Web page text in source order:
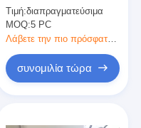
θερμότητας, μονάδα
αντλιών θερμότητας
Τιμή:διαπραγματεύσιμα
MOQ:5 PC
συνομιλία τώρα